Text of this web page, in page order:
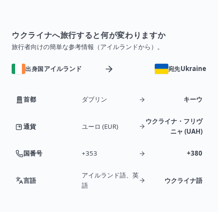
ウクライナへ旅行すると何が変わりますか
旅行者向けの簡単な参考情報（アイルランドから）。
出身国アイルランド 宛先Ukraine
首都 ダブリン キーウ
通貨 ユーロ (EUR)
ウクライナ・フリヴ
ニャ (UAH)
国番号 +353 +380
言語
アイルランド語、英
語
ウクライナ語